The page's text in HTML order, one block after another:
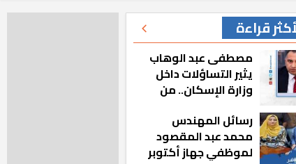
قراءة
مصطفى عبد الوهاب
يثير التساؤلات داخل
وزارة الإسكان.. من
المناصب؟
رسائل المهندس
محمد عبد المقصود
لموظفي جهاز أكتوبر